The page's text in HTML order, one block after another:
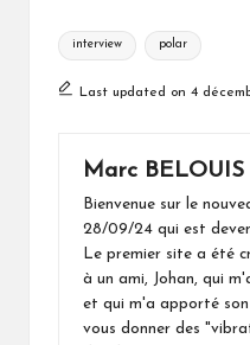
Tags:
interview polar
Last updated on 4
Marc BELOUIS
Bienvenue sur le
28/09/24 qui est
Le premier site a été
à un ami, Johan, qui
et qui m'a apporté son
vous donner des